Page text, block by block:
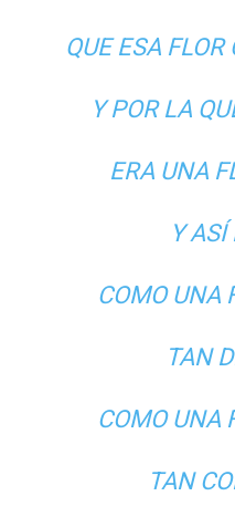
QUE ESA
Y POR LA
ERA UNA
Y ASÍ
COMO UNA
TAN
COMO UNA
TAN